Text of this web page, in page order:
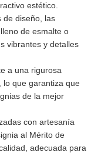
estético.
de diseño, las
de esmalte o
vibrantes y detalles
a una rigurosa
lo que garantiza que
de la mejor
con artesanía
al Mérito de
adecuada para